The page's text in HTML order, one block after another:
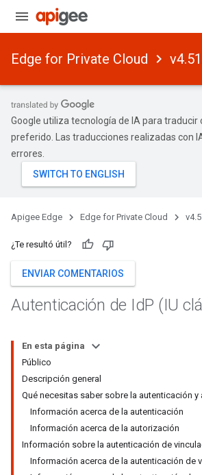
Edge for Private Cloud
Google utiliza tecnología de IA para traducir
preferido. Las traducciones realizadas con
errores.
Apigee Edge Edge for Private Cloud
¿Te resultó útil?
ENVIAR COMENTARIOS
Autenticación de IdP (IU
En esta página
Público
Descripción general
Qué necesitas saber sobre la autenticación
Información acerca de la autenticación
Información acerca de la autorización
Información sobre la autenticación de
Información acerca de la autenticación de